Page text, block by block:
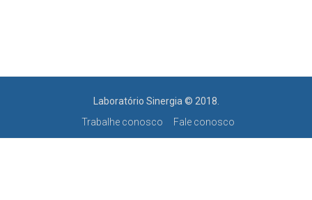
Laboratório Sinergia © 2018.
Trabalhe conosco
Fale conosco